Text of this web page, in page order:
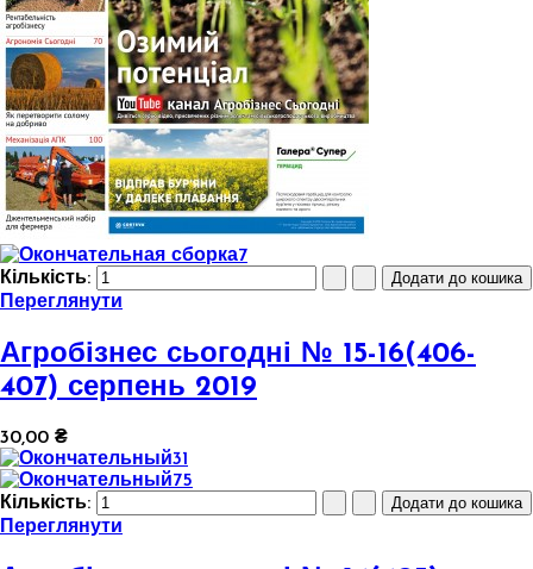
Кількість:
Переглянути
Агробізнес сьогодні № 15-16(406-
407) серпень 2019
30,00 ₴
Кількість:
Переглянути